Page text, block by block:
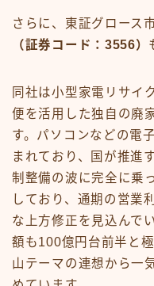
さらに、東証グロース
（証券コード：3556）
同社は小型家電リサイ
便を活用した独自の廃
す。パソコンなどの電
まれており、国が推進
制整備の波に完全に乗
しており、通期の営業
な上方修正を見込んで
額も100億円台前半と
山テーマの連想から一